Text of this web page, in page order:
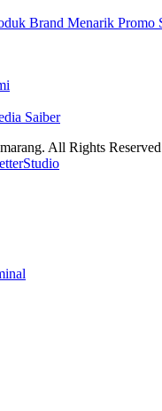
Brand Menarik Promo
Saiber
All Rights